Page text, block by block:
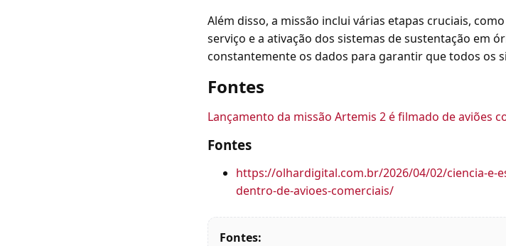
Além disso, a missão inclui várias etapas cruciais,
serviço e a ativação dos sistemas de sustentação em
constantemente os dados para garantir que todos os
Fontes
Lançamento da missão Artemis 2 é filmado de aviões
Fontes
https://olhardigital.com.br/2026/04/02/ciencia-e-
dentro-de-avioes-comerciais/
Fontes: